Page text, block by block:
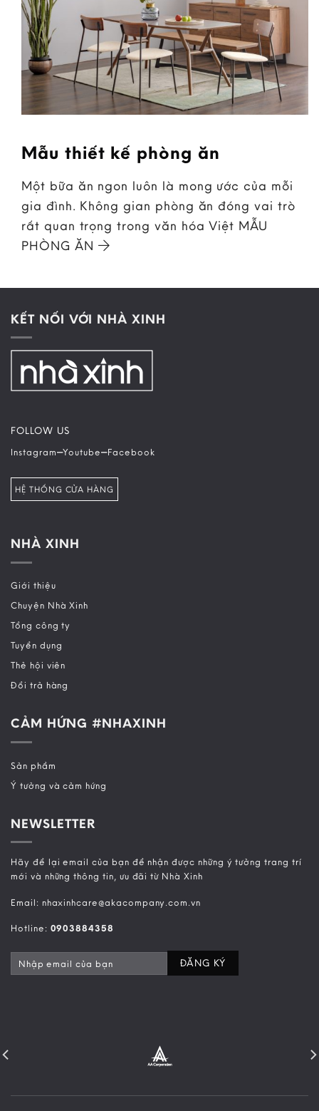
Mẫu thiết kế phòng ăn
Một bữa ăn ngon luôn là mong ước của mỗi
gia đình. Không gian phòng ăn đóng vai trò
rất quan trọng trong văn hóa Việt MẪU
PHÒNG ĂN
KẾT NỐI VỚI NHÀ XINH
FOLLOW US
Instagram–Youtube–Facebook
HỆ THỐNG CỬA HÀNG
NHÀ XINH
Giới thiệu
Chuyện Nhà Xinh
Tổng công ty
Tuyển dụng
Thẻ hội viên
Đổi trả hàng
CẢM HỨNG #NHAXINH
Sản phẩm
Ý tưởng và cảm hứng
NEWSLETTER
Hãy để lại email của bạn để nhận được những ý tưởng trang trí
mới và những thông tin, ưu đãi từ Nhà Xinh
Email: nhaxinhcare@akacompany.com.vn
Hotline: 0903884358